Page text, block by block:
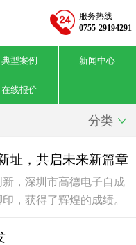
服务热线
0755-29194291
典型案例 新闻中心
在线报价
分类 
址，共启未来新篇章
，深圳市高德电子自成
，获得了辉煌的成绩。
中的又一重要里程碑